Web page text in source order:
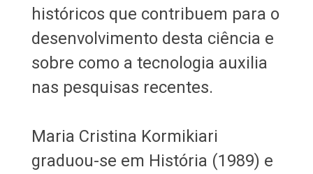
históricos que contribuem para o
desenvolvimento desta ciência e
sobre como a tecnologia auxilia
nas pesquisas recentes.
Maria Cristina Kormikiari
graduou-se em História (1989) e